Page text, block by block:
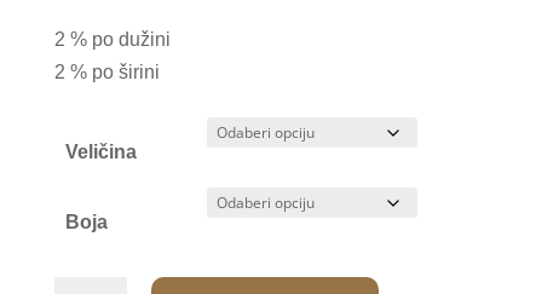
2 % po dužini
2 % po širini
Veličina
Boja